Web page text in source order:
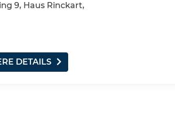
9, Haus Rinckart,
DETAILS